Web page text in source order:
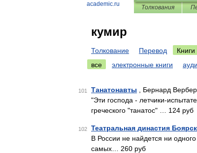
academic.ru Толкования
кумир
Толкование Перевод
Книги
все
электронные книги
101 Танатонавты , Бернард
"Эти господа - летчики-
греческого "танатос" … 124 руб
102 Театральная династия
В России не найдется ни
самых… 260 руб